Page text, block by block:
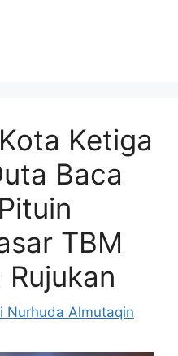
Ketiga
Baca
TBM
Nurhuda Almutaqin